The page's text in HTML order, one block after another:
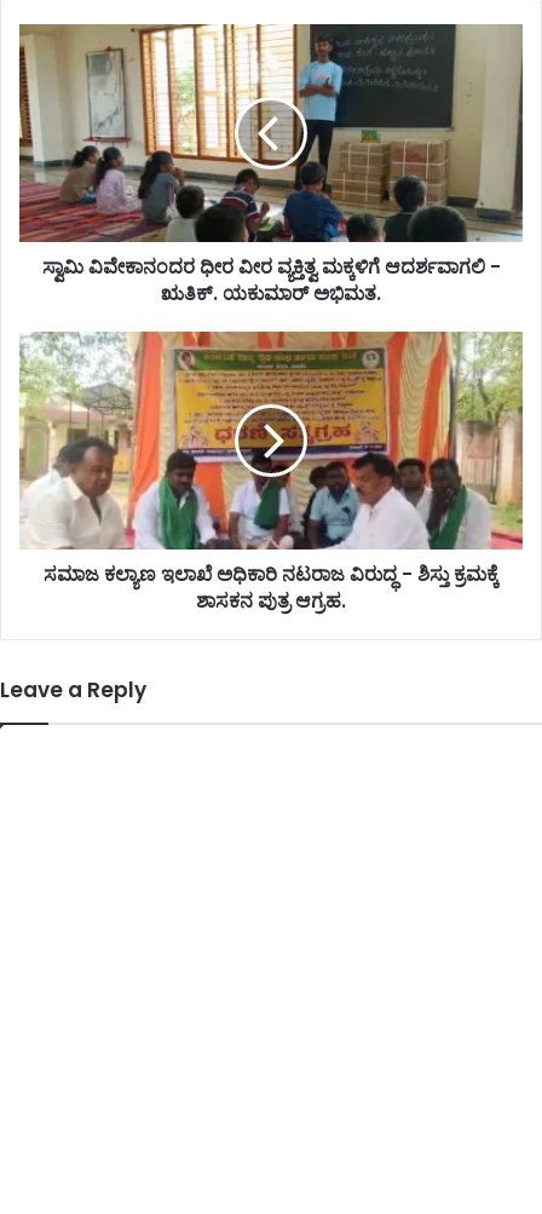
ಸ್ವಾಮಿ ವಿವೇಕಾನಂದರ ಧೀರ ವೀರ ವ್ಯಕ್ತಿತ್ವ ಮಕ್ಕಳಿಗೆ ಆದರ್ಶವಾಗಲಿ -
ಋತಿಕ್. ಯಕುಮಾರ್ ಅಭಿಮತ.
ಸಮಾಜ ಕಲ್ಯಾಣ ಇಲಾಖೆ ಅಧಿಕಾರಿ ನಟರಾಜ ವಿರುದ್ಧ - ಶಿಸ್ತು ಕ್ರಮಕ್ಕೆ
ಶಾಸಕನ ಪುತ್ರ ಆಗ್ರಹ.
Leave a Reply